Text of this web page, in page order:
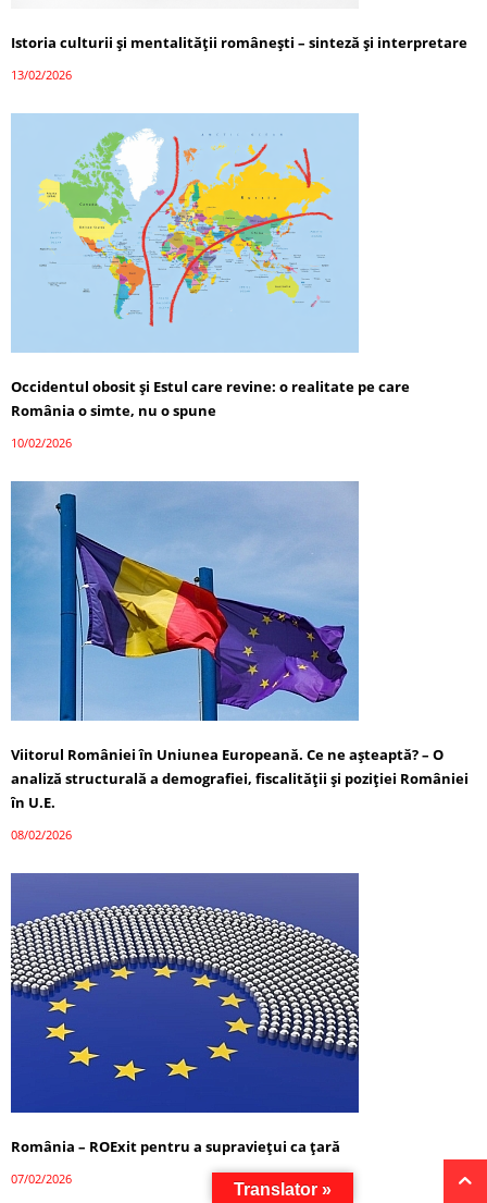
Istoria culturii și mentalității românești – sinteză și interpretare
13/02/2026
Occidentul obosit și Estul care revine: o realitate pe care
România o simte, nu o spune
10/02/2026
Viitorul României în Uniunea Europeană. Ce ne așteaptă? – O
analiză structurală a demografiei, fiscalității și poziției României
în U.E.
08/02/2026
România – ROExit pentru a supraviețui ca țară
07/02/2026
Translator »